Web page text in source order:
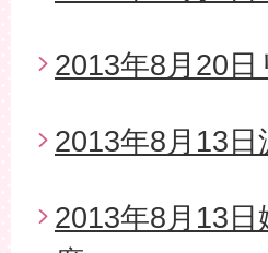
2013年8月20
2013年8月13
2013年8月13